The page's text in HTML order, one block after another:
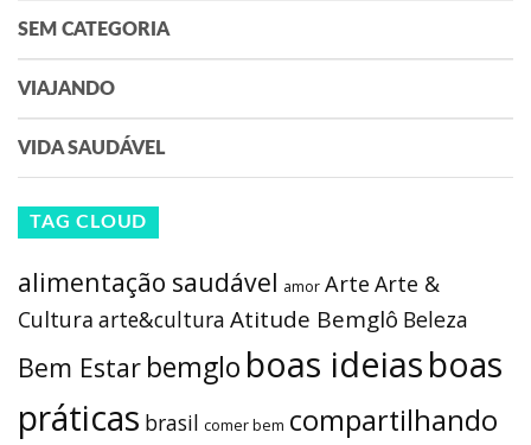
SEM CATEGORIA
VIAJANDO
VIDA SAUDÁVEL
TAG CLOUD
alimentação saudável amor Arte Arte &
Cultura arte&cultura Atitude Bemglô Beleza
Bem Estar bemglo boas ideiasboas
práticas brasil comer bem compartilhando